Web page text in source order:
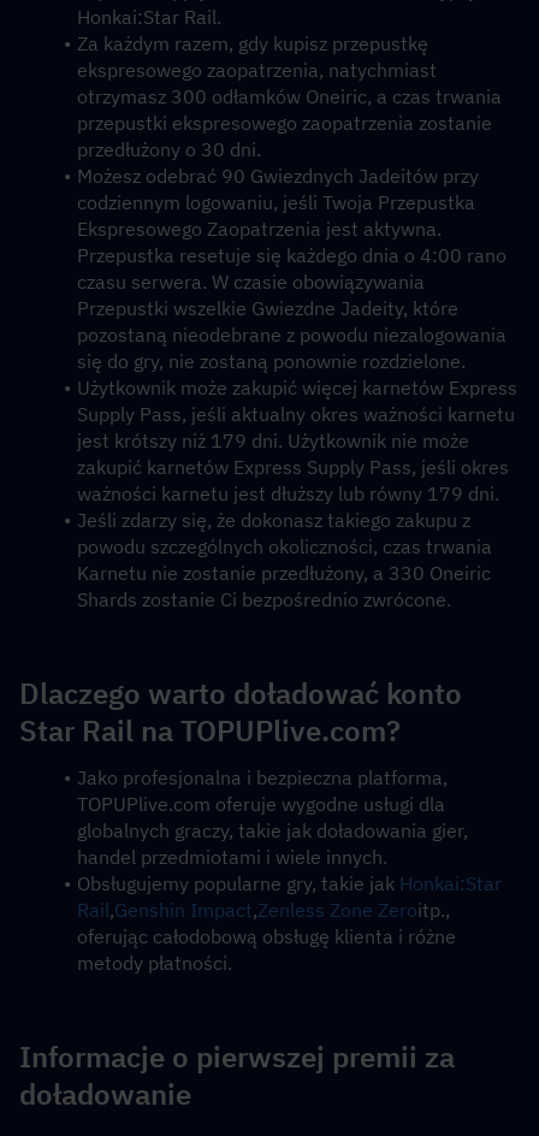
Honkai:Star Rail.
Za każdym razem, gdy kupisz przepustkę
ekspresowego zaopatrzenia, natychmiast
otrzymasz 300 odłamków Oneiric, a czas trwania
przepustki ekspresowego zaopatrzenia zostanie
przedłużony o 30 dni.
Możesz odebrać 90 Gwiezdnych Jadeitów przy
codziennym logowaniu, jeśli Twoja Przepustka
Ekspresowego Zaopatrzenia jest aktywna.
Przepustka resetuje się każdego dnia o 4:00 rano
czasu serwera. W czasie obowiązywania
Przepustki wszelkie Gwiezdne Jadeity, które
pozostaną nieodebrane z powodu niezalogowania
się do gry, nie zostaną ponownie rozdzielone.
Użytkownik może zakupić więcej karnetów Express
Supply Pass, jeśli aktualny okres ważności karnetu
jest krótszy niż 179 dni. Użytkownik nie może
zakupić karnetów Express Supply Pass, jeśli okres
ważności karnetu jest dłuższy lub równy 179 dni.
Jeśli zdarzy się, że dokonasz takiego zakupu z
powodu szczególnych okoliczności, czas trwania
Karnetu nie zostanie przedłużony, a 330 Oneiric
Shards zostanie Ci bezpośrednio zwrócone.
Dlaczego warto doładować konto
Star Rail na TOPUPlive.com?
Jako profesjonalna i bezpieczna platforma,
TOPUPlive.com oferuje wygodne usługi dla
globalnych graczy, takie jak doładowania gier,
handel przedmiotami i wiele innych.
Obsługujemy popularne gry, takie jak Honkai:Star
Rail,Genshin Impact,Zenless Zone Zeroitp.,
oferując całodobową obsługę klienta i różne
metody płatności.
Informacje o pierwszej premii za
doładowanie